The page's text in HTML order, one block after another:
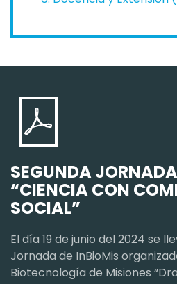
SEGUNDA
“CIENCIA CON
SOCIAL”
El día 19 de junio del 2024 se
Jornada de InBioMis
Biotecnología de Misiones